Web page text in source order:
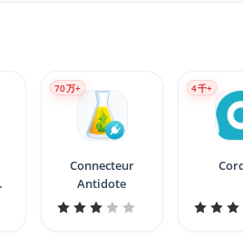
Connecteur
Antidote
70万+ 4千+